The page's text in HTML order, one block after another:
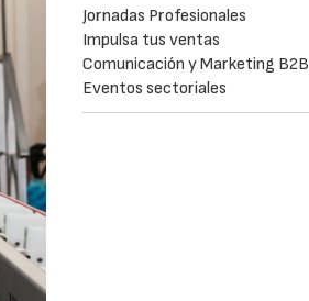
Jornadas Profesionales
Impulsa tus ventas
Comunicación y Marketing B2B
Eventos sectoriales